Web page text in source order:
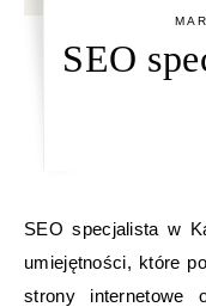
SEO
SEO specjalista w
umiejętności, które
strony internetowe